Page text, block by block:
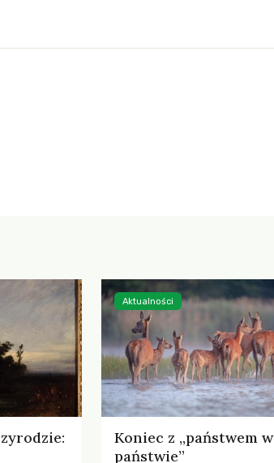
Koniec z „państwem w
państwie”
Aktualności